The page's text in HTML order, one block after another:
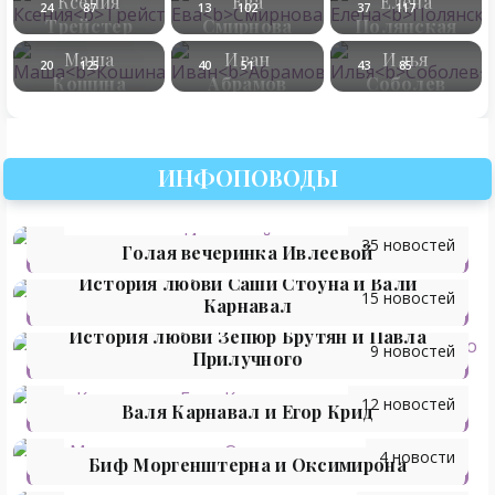
ИНФОПОВОДЫ
Голая вечеринка Ивлеевой35 новостей
История любви Саши Стоуна и Вали
Карнавал
15 новостей
История любви Зепюр Брутян и Павла
Прилучного
9 новостей
Валя Карнавал и Егор Крид12 новостей
Биф Моргенштерна и Оксимирона4 новости
Трейстер
24 87
Смирнова
13 102
Полянская
37 117
Маша
Кошина
20 125
Иван
Абрамов
40 51
Илья
Соболев
43 85